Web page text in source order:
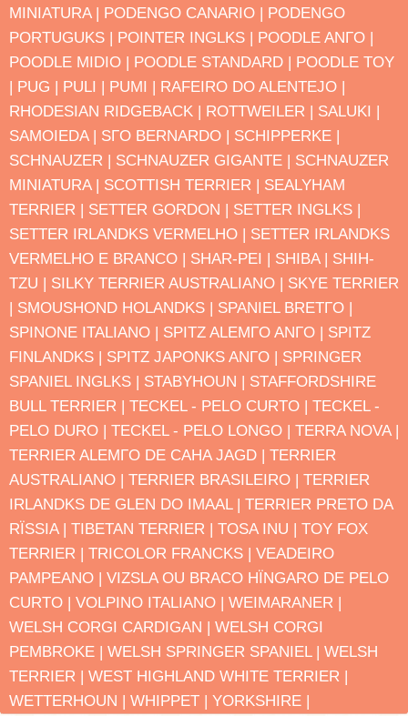
MINIATURA |
PODENGO CANΑRIO |
PODENGO
PORTUGUΚS |
POINTER INGLΚS |
POODLE ANΓO |
POODLE MΙDIO |
POODLE STANDARD |
POODLE TOY
PUG | PULI | PUMI |
RAFEIRO DO ALENTEJO |
RHODESIAN RIDGEBACK |
ROTTWEILER | SALUKI |
SAMOIEDA | SΓO BERNARDO | SCHIPPERKE |
SCHNAUZER | SCHNAUZER GIGANTE | SCHNAUZER
MINIATURA | SCOTTISH TERRIER | SEALYHAM
TERRIER | SETTER GORDON | SETTER INGLΚS |
SETTER IRLANDΚS VERMELHO | SETTER IRLANDΚS
VERMELHO E BRANCO | SHAR-PEI | SHIBA | SHIH-
TZU | SILKY TERRIER AUSTRALIANO | SKYE TERRIER
SMOUSHOND HOLANDΚS | SPANIEL BRETΓO |
SPINONE ITALIANO | SPITZ ALEMΓO ANΓO | SPITZ
FINLANDΚS | SPITZ JAPONΚS ANΓO | SPRINGER
SPANIEL INGLΚS | STABYHOUN | STAFFORDSHIRE
BULL TERRIER | TECKEL - PELO CURTO | TECKEL -
PELO DURO | TECKEL - PELO LONGO | TERRA NOVA |
TERRIER ALEMΓO DE CAΗA JAGD | TERRIER
AUSTRALIANO | TERRIER BRASILEIRO | TERRIER
IRLANDΚS DE GLEN DO IMAAL | TERRIER PRETO DA
RΪSSIA | TIBETAN TERRIER | TOSA INU | TOY FOX
TERRIER | TRICOLOR FRANCΚS | VEADEIRO
PAMPEANO | VIZSLA OU BRACO HΪNGARO DE PELO
CURTO | VOLPINO ITALIANO | WEIMARANER |
WELSH CORGI CARDIGAN | WELSH CORGI
PEMBROKE | WELSH SPRINGER SPANIEL | WELSH
TERRIER | WEST HIGHLAND WHITE TERRIER |
WETTERHOUN | WHIPPET | YORKSHIRE |